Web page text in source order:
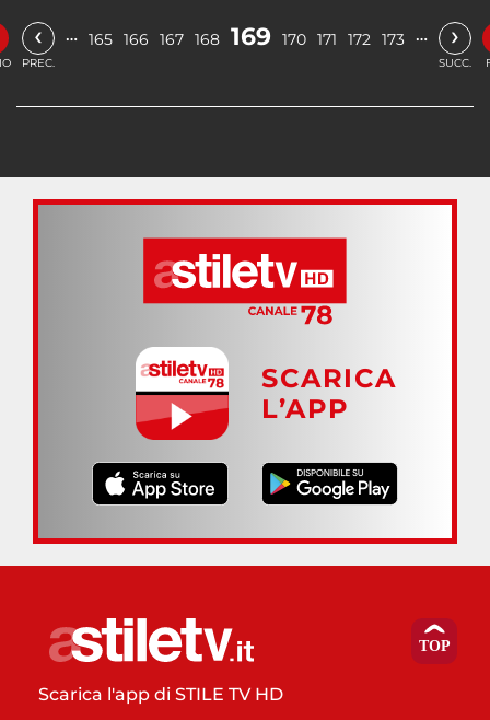
‹
PREC.
… 165 166 167 168 169 170 171 172 173 … ›
SUCC.
SCARICA
L’APP
Scarica l'app di STILE TV HD